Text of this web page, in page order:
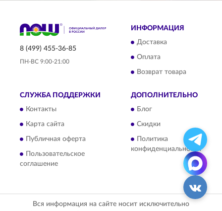
8 (499) 455-36-85
ПН-ВС 9:00-21:00
ИНФОРМАЦИЯ
Доставка
Оплата
Возврат товара
СЛУЖБА ПОДДЕРЖКИ
Контакты
Карта сайта
Публичная оферта
Пользовательское
соглашение
ДОПОЛНИТЕЛЬНО
Блог
Скидки
Политика
конфиденциальности
Вся информация на сайте носит исключительно